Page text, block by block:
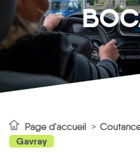
Page d'accueil
Gavray